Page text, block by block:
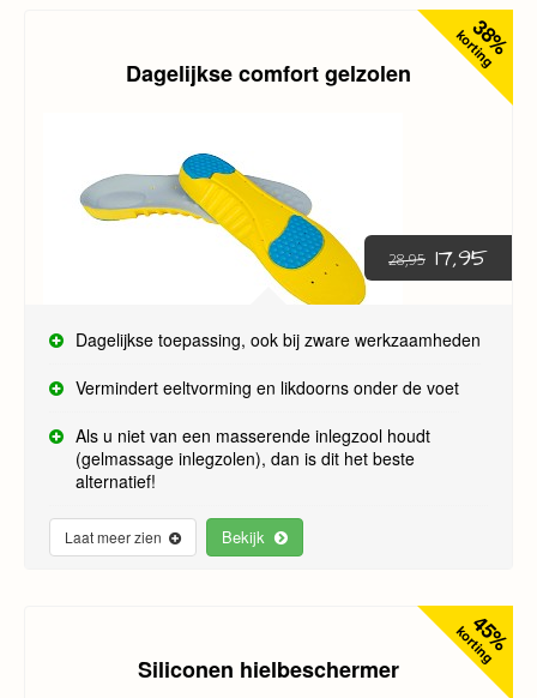
(zoals de gelmassage inlegzolen), dan zijn de comfort
38%
korting
Dagelijkse comfort gelzolen
28,95 17,95
Dagelijkse toepassing, ook bij zware werkzaamheden
Vermindert eeltvorming en likdoorns onder de voet
Als u niet van een masserende inlegzool houdt
(gelmassage inlegzolen), dan is dit het beste
alternatief!
Laat meer zien Bekijk
45%
korting
Siliconen hielbeschermer